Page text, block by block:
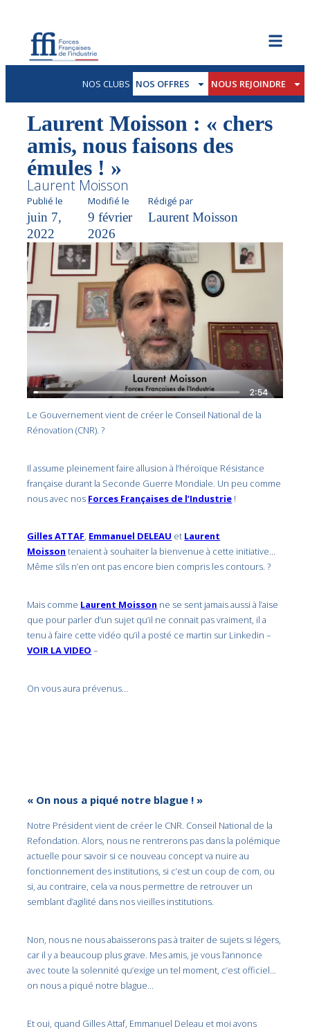
NOS CLUBS NOS OFFRES NOUS REJOINDRE
Laurent Moisson : « chers
amis, nous faisons des
émules ! »
Laurent Moisson
Publié le
juin 7,
2022
Modifié le
9 février
2026
Rédigé par
Laurent Moisson
Le Gouvernement vient de créer le Conseil National de la
Rénovation (CNR). ?
Il assume pleinement faire allusion à l’héroïque Résistance
française durant la Seconde Guerre Mondiale. Un peu comme
nous avec nos Forces Françaises de l’Industrie !
Gilles ATTAF, Emmanuel DELEAU et Laurent
Moisson tenaient à souhaiter la bienvenue à cette initiative…
Même s’ils n’en ont pas encore bien compris les contours. ?
Mais comme Laurent Moisson ne se sent jamais aussi à l’aise
que pour parler d’un sujet qu’il ne connait pas vraiment, il a
tenu à faire cette vidéo qu’il a posté ce martin sur Linkedin –
VOIR LA VIDEO –
On vous aura prévenus…
« On nous a piqué notre blague ! »
Notre Président vient de créer le CNR. Conseil National de la
Refondation. Alors, nous ne rentrerons pas dans la polémique
actuelle pour savoir si ce nouveau concept va nuire au
fonctionnement des institutions, si c’est un coup de com, ou
si, au contraire, cela va nous permettre de retrouver un
semblant d’agilité dans nos vieilles institutions.
Non, nous ne nous abaisserons pas à traiter de sujets si légers,
car il y a beaucoup plus grave. Mes amis, je vous l’annonce
avec toute la solennité qu’exige un tel moment, c’est officiel…
on nous a piqué notre blague…
Et oui, quand Gilles Attaf, Emmanuel Deleau et moi avons